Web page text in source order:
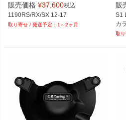
12-0154-78BE1：STDバー、ブラッ
ク
12-0154-78SE1：STDバー、シルバ
ー
販売価格 ¥37,600税込
1～2ヶ月
販
S1
カ